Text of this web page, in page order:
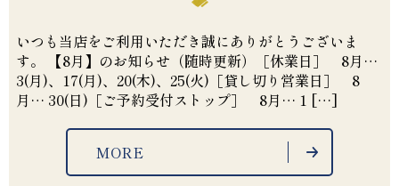
いつも当店をご利用いただき誠にありがとうございま
す。 【8月】のお知らせ（随時更新）［休業日］ 8月…
3(月)、17(月)、20(木)、25(火)［貸し切り営業日］ 8
月… 30(日)［ご予約受付ストップ］ 8月… 1 […]
MORE